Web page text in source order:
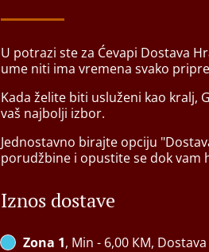
U potrazi ste za Ćevapi Dostava
ume niti ima vremena svako
Kada želite biti usluženi kao kralj,
vaš najbolji izbor.
Jednostavno birajte opciju
porudžbine i opustite se dok
Iznos dostave
Zona 1, Min - 6,00 КМ,